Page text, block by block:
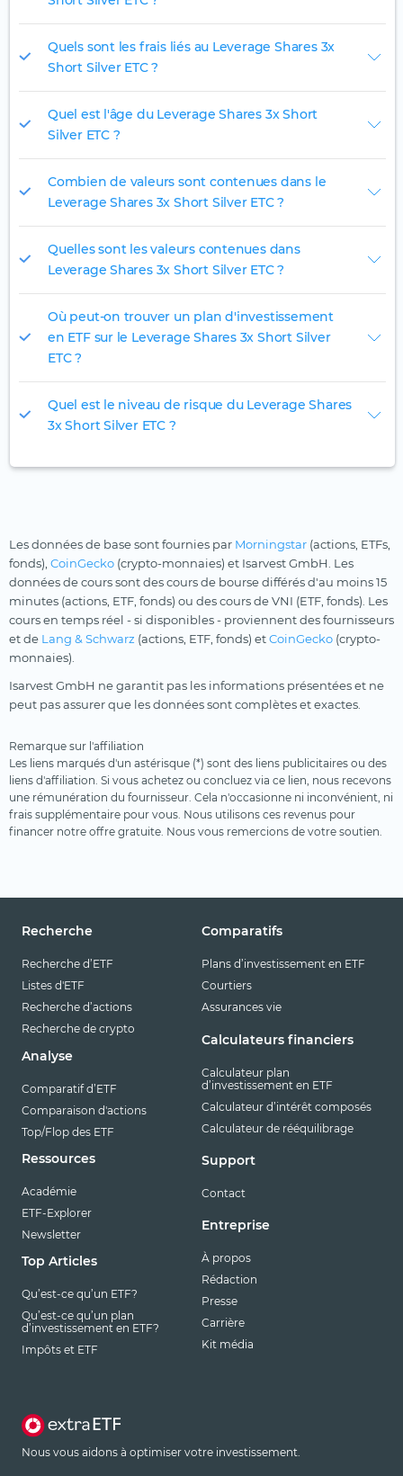
Quels sont les frais liés au Leverage Shares 3x
Short Silver ETC ?
Quel est l'âge du Leverage Shares 3x Short
Silver ETC ?
Combien de valeurs sont contenues dans le
Leverage Shares 3x Short Silver ETC ?
Quelles sont les valeurs contenues dans
Leverage Shares 3x Short Silver ETC ?
Où peut-on trouver un plan d'investissement
en ETF sur le Leverage Shares 3x Short Silver
ETC ?
Quel est le niveau de risque du Leverage Shares
3x Short Silver ETC ?
Les données de base sont fournies par Morningstar (actions, ETFs,
fonds), CoinGecko (crypto-monnaies) et Isarvest GmbH. Les
données de cours sont des cours de bourse différés d'au moins 15
minutes (actions, ETF, fonds) ou des cours de VNI (ETF, fonds). Les
cours en temps réel - si disponibles - proviennent des fournisseurs
et de Lang & Schwarz (actions, ETF, fonds) etCoinGecko (crypto-
monnaies).
Isarvest GmbH ne garantit pas les informations présentées et ne
peut pas assurer que les données sont complètes et exactes.
Remarque sur l'affiliation
Les liens marqués d'un astérisque (*) sont des liens publicitaires ou des
liens d'affiliation. Si vous achetez ou concluez via ce lien, nous recevons
une rémunération du fournisseur. Cela n'occasionne ni inconvénient, ni
frais supplémentaire pour vous. Nous utilisons ces revenus pour
financer notre offre gratuite. Nous vous remercions de votre soutien.
Recherche
Recherche d’ETF
Listes d'ETF
Recherche d’actions
Recherche de crypto
Analyse
Comparatif d’ETF
Comparaison d'actions
Top/Flop des ETF
Ressources
Académie
ETF-Explorer
Newsletter
Top Articles
Qu’est-ce qu’un ETF?
Qu’est-ce qu’un plan
d’investissement en ETF?
Impôts et ETF
Comparatifs
Plans d’investissement en ETF
Courtiers
Assurances vie
Calculateurs financiers
Calculateur plan
d’investissement en ETF
Calculateur d’intérêt composés
Calculateur de rééquilibrage
Support
Contact
Entreprise
À propos
Rédaction
Presse
Carrière
Kit média
Nous vous aidons à optimiser votre investissement.